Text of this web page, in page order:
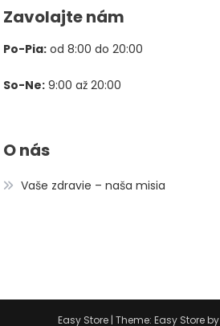
Zavolajte nám
Po-Pia: od 8:00 do 20:00
So-Ne: 9:00 až 20:00
O nás
Vaše zdravie – naša misia
Easy Store | Theme: Easy Store by